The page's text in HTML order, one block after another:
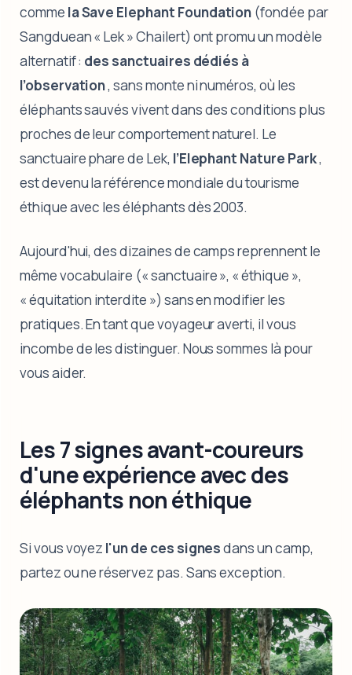
comme la Save Elephant Foundation (fondée par
Sangduean « Lek » Chailert) ont promu un modèle
alternatif : des sanctuaires dédiés à
l’observation, sans monte ni numéros, où les
éléphants sauvés vivent dans des conditions plus
proches de leur comportement naturel. Le
sanctuaire phare de Lek, l’Elephant Nature Park,
est devenu la référence mondiale du tourisme
éthique avec les éléphants dès 2003.
Aujourd'hui, des dizaines de camps reprennent le
même vocabulaire (« sanctuaire », « éthique »,
« équitation interdite ») sans en modifier les
pratiques. En tant que voyageur averti, il vous
incombe de les distinguer. Nous sommes là pour
vous aider.
Les 7 signes avant-coureurs
d'une expérience avec des
éléphants non éthique
Si vous voyez l'un de ces signesdans un camp,
partez ou ne réservez pas. Sans exception.